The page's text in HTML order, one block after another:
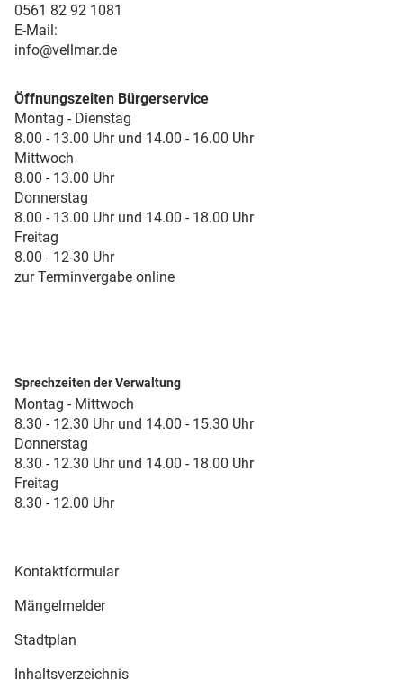
0561 82 92 1081
E-Mail:
info@vellmar.de
Öffnungszeiten Bürgerservice
Montag - Dienstag
8.00 - 13.00 Uhr und 14.00 - 16.00 Uhr
Mittwoch
8.00 - 13.00 Uhr
Donnerstag
8.00 - 13.00 Uhr und 14.00 - 18.00 Uhr
Freitag
8.00 - 12-30 Uhr
zur Terminvergabe online
Sprechzeiten der Verwaltung
Montag - Mittwoch
8.30 - 12.30 Uhr und 14.00 - 15.30 Uhr
Donnerstag
8.30 - 12.30 Uhr und 14.00 - 18.00 Uhr
Freitag
8.30 - 12.00 Uhr
Kontaktformular
Mängelmelder
Stadtplan
Inhaltsverzeichnis